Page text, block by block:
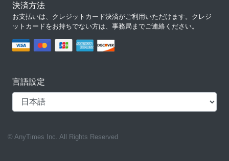
決済方法
お支払いは、クレジットカード決済がご利用いただけます。クレジ
ットカードをお持ちでない方は、事務局までご連絡ください。
言語設定
© AnyTimes Inc. All Rights Reserved